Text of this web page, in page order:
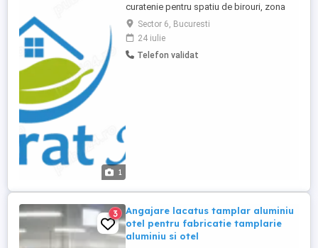
1
curatenie pentru spatiu de birouri, zona
AFI Cotroceni AFI Park, Sector 6. Program:
luni-vineri, 15:00 19:00 Salariu: 1.700 lei net
luna Contract de munca part-time Activitati
principale: curatenie in spatii de birouri;
Sector 6, Bucuresti
24 iulie
Telefon validat
3
Angajare lacatus tamplar aluminiu
otel pentru fabricatie tamplarie
aluminiu si otel